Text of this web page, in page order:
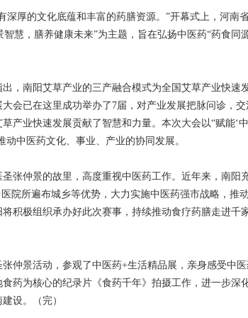
的文化底蕴和丰富的药膳资源。”开幕式上，河南
慧，膳养健康未来”为主题，旨在弘扬中医药“药食同
南阳艾草产业的三产融合模式为全国艾草产业快速
会已在这里成功举办了7届，对产业发展把脉问诊，
产业快速发展贡献了智慧和力量。本次大会以“赋能‘
中医药文化、事业、产业的协同发展。
仲景的故里，高度重视中医药工作。近年来，南阳
院所遍布城乡等优势，大力实施中医药强市战略，推
积极组织承办好此次赛事，持续推动食疗药膳走进千
景活动，参观了中医药+生活精品展，亲身感受中医
药为核心的纪录片《食药千年》拍摄工作，进一步深化
设。（完）